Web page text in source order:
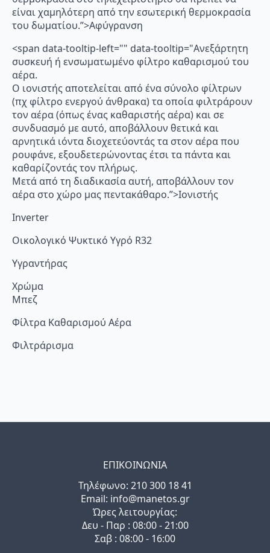
είναι χαμηλότερη από την εσωτερική θερμοκρασία
του δωματίου.”>Αφύγρανση
<span data-tooltip-left="" data-tooltip="Ανεξάρτητη
συσκευή ή ενσωματωμένο φίλτρο καθαρισμού του
αέρα.
Ο ιονιστής αποτελείται από ένα σύνολο φίλτρων
(πχ φίλτρο ενεργού άνθρακα) τα οποία φιλτράρουν
τον αέρα (όπως ένας καθαριστής αέρα) και σε
συνδυασμό με αυτό, αποβάλλουν θετικά και
αρνητικά ιόντα διοχετεύοντάς τα στον αέρα που
ρουφάνε, εξουδετερώνοντας έτσι τα πάντα και
καθαρίζοντάς τον πλήρως.
Μετά από τη διαδικασία αυτή, αποβάλλουν τον
αέρα στο χώρο μας πεντακάθαρο.”>Ιονιστής
Inverter
Οικολογικό Ψυκτικό Υγρό R32
Υγραντήρας
Χρώμα
Μπεζ
Φίλτρα Καθαρισμού Αέρα
Φιλτράρισμα
ΕΠΙΚΟΙΝΩΝΙΑ
Τηλέφωνo: 210 300 18 41
Email: info@manetos.gr
Ώρες λειτουργίας:
Δευ - Παρ : 08:00 - 21:00
Σαβ : 08:00 - 16:00